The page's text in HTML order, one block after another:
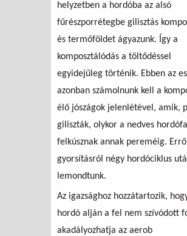
helyzetben a hordóba az alsó
fűrészporrétegbe gilisztás
és termőföldet ágyazunk. Így a
komposztálódás a töltődéssel
egyidejűleg történik. Ebben az
azonban számolnunk kell a
élő jószágok jelenlétével, amik,
giliszták, olykor a nedves
felkúsznak annak pereméig.
gyorsításról négy hordóciklus
lemondtunk.
Az igazsághoz hozzátartozik,
hordó alján a fel nem szívódott
akadályozhatja az aerob